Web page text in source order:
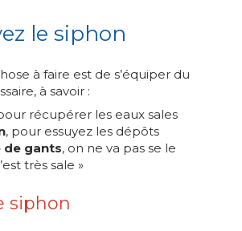
le siphon
à faire est de s’équiper du
à savoir :
récupérer les eaux sales
, pour essuyez les dépôts
de gants, on ne va pas se le
très sale »
siphon